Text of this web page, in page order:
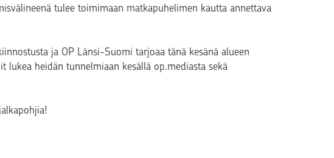
tulee toimimaan matkapuhelimen kautta annettava
ja OP Länsi-Suomi tarjoaa tänä kesänä alueen
lukea heidän tunnelmiaan kesällä op.mediasta sekä